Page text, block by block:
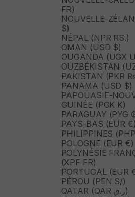
FR)
NOUVELLE-
$)
NÉPAL (NPR RS.)
OMAN (USD $)
OUGANDA (UGX
OUZBÉKISTAN
PAKISTAN (PKR
PANAMA (USD $)
PAPOUASIE-
GUINÉE (PGK K)
PARAGUAY (PYG
PAYS-BAS (EUR €)
PHILIPPINES
POLOGNE (EUR €)
POLYNÉSIE
(XPF FR)
PORTUGAL (EUR
PÉROU (PEN S/)
QATAR (QAR ر.ق)